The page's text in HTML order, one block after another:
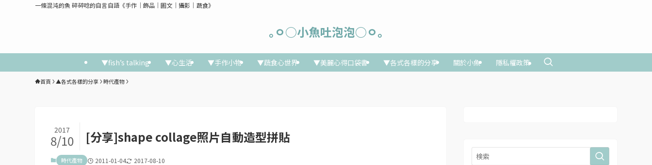
一條混沌的魚 碎碎唸的自言自語《手作│飾品│圖文│攝影│蔬食》
｡ㅇ○小魚吐泡泡○ㅇ｡
▼fish’s talking ▼心生活 ▼手作小物 ▼蔬食心世界 ▼美麗心得口袋書 ▼各式各樣的分享 關於小魚 隱私權政策
首頁 ▲各式各樣的分享 時代產物
[分享]shape collage照片自動造型拼貼
2017
8/10
時代產物 2011-01-04 2017-08-10